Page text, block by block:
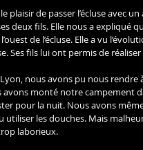
plaisir de passer l’écluse avec
deux fils. Elle nous a expliqué
de l’écluse. Elle a vu
Ses fils lui ont permis de
nous avons pu nous rendre
monté notre campement
pour la nuit. Nous avons même
les douches. Mais
laborieux.